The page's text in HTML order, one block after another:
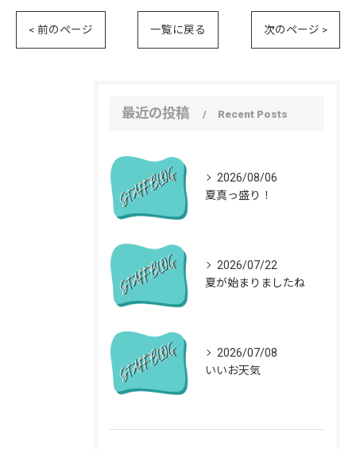
< 前のページ 一覧に戻る 次のページ >
最近の投稿 Recent Posts
2026/08/06
夏真っ盛り！
2026/07/22
夏が始まりましたね
2026/07/08
いいお天気